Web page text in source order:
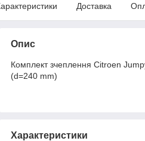
Доставка
Опис
Комплект зчеплення Citroen
(d=240 mm)
Характеристики